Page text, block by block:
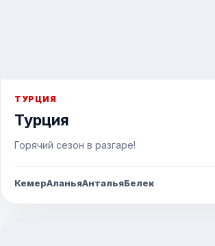
ТУРЦИЯ
Турция
Горячий сезон в разгаре!
КемерАланьяАнтальяБелек